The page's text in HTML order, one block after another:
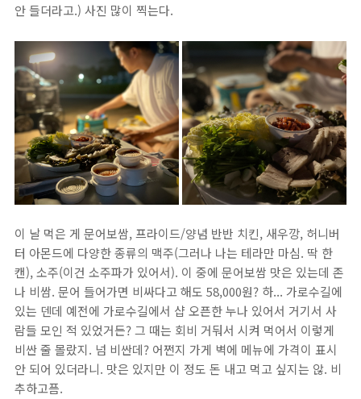
안 들더라고.) 사진 많이 찍는다.
이 날 먹은 게 문어보쌈, 프라이드/양념 반반 치킨, 새우깡, 허니버
터 아몬드에 다양한 종류의 맥주(그러나 나는 테라만 마심. 딱 한
캔), 소주(이건 소주파가 있어서). 이 중에 문어보쌈 맛은 있는데 존
나 비쌈. 문어 들어가면 비싸다고 해도 58,000원? 하... 가로수길에
있는 덴데 예전에 가로수길에서 샵 오픈한 누나 있어서 거기서 사
람들 모인 적 있었거든? 그 때는 회비 거둬서 시켜 먹어서 이렇게
비싼 줄 몰랐지. 넘 비싼데? 어쩐지 가게 벽에 메뉴에 가격이 표시
안 되어 있더라니. 맛은 있지만 이 정도 돈 내고 먹고 싶지는 않. 비
추하고픔.